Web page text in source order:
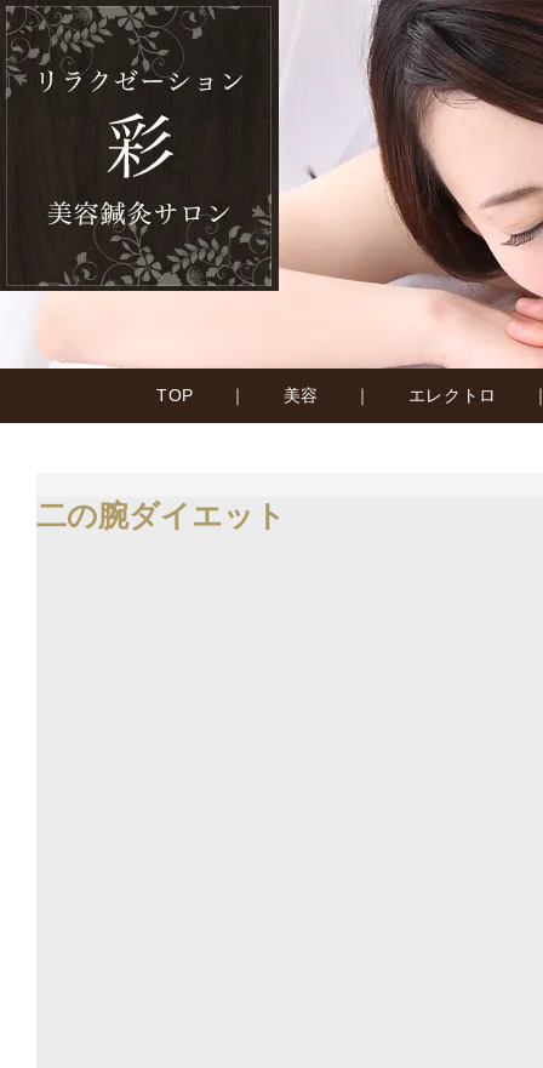
TOP ｜ 美容 ｜ エレクトロ
二の腕ダイエット